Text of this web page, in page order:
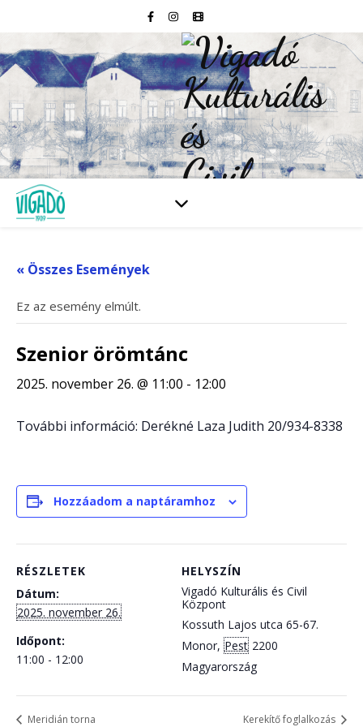
« Összes Események
Ez az esemény elmúlt.
Szenior örömtánc
2025. november 26. @ 11:00 - 12:00
További információ: Derékné Laza Judith 20/934-8338
Hozzáadom a naptáramhoz
RÉSZLETEK
Dátum:
2025. november 26.
Időpont:
11:00 - 12:00
HELYSZÍN
Vigadó Kulturális és Civil
Központ
Kossuth Lajos utca 65-67.
Monor, Pest 2200
Magyarország
Meridián torna Kerekítő foglalkozás